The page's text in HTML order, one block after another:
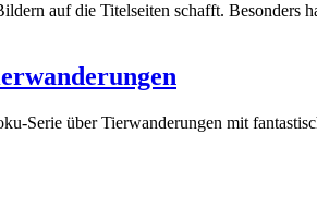
auf die Titelseiten schafft.
Serie über Tierwanderungen mit